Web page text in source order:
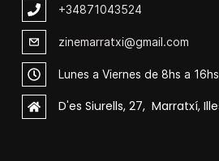
+34871043524
zinemarratxi@gmail.com
Lunes a Viernes de 8hs a 16hs
D'es Siurells, 27, Marratxí,